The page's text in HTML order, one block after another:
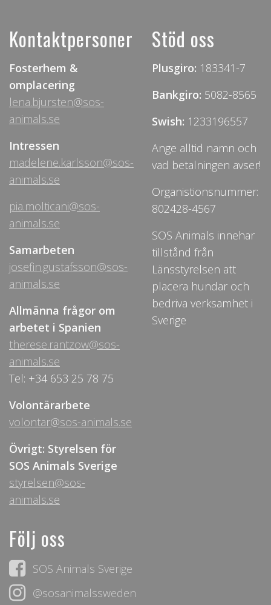
Kontaktpersoner
Fosterhem &
omplacering
lena.bjursten@sos-
animals.se
Intressen
madelene.karlsson@sos-
animals.se
pia.molticani@sos-
animals.se
Samarbeten
josefin.gustafsson@sos-
animals.se
Allmänna frågor om
arbetet i Spanien
therese.rantzow@sos-
animals.se
Tel: +34 653 25 78 75
Volontärarbete
volontar@sos-animals.se
Övrigt: Styrelsen för
SOS Animals Sverige
styrelsen@sos-
animals.se
Stöd oss
Plusgiro: 183341-7
Bankgiro: 5082-8565
Swish: 1233196557
Ange alltid namn och
vad betalningen avser!
Organistionsnummer:
802428-4567
SOS Animals innehar
tillstånd från
Länsstyrelsen att
placera hundar och
bedriva verksamhet i
Sverige
Följ oss
SOS Animals Sverige
@sosanimalssweden